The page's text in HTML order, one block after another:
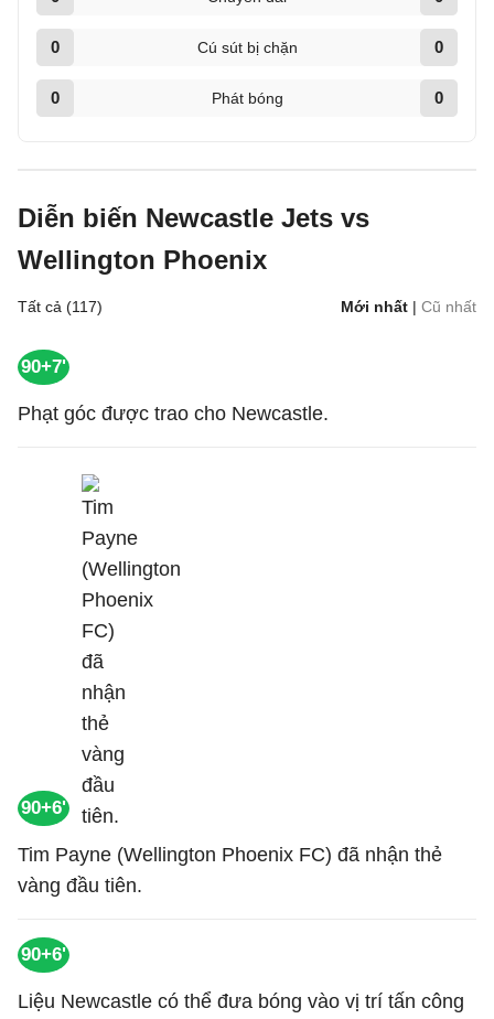
0 Cú sút bị chặn 0
0 Phát bóng 0
Diễn biến Newcastle Jets vs
Wellington Phoenix
Tất cả (117) Mới nhất | Cũ nhất
90+7'
Phạt góc được trao cho Newcastle.
90+6'
Tim Payne (Wellington Phoenix FC) đã nhận thẻ
vàng đầu tiên.
90+6'
Liệu Newcastle có thể đưa bóng vào vị trí tấn công